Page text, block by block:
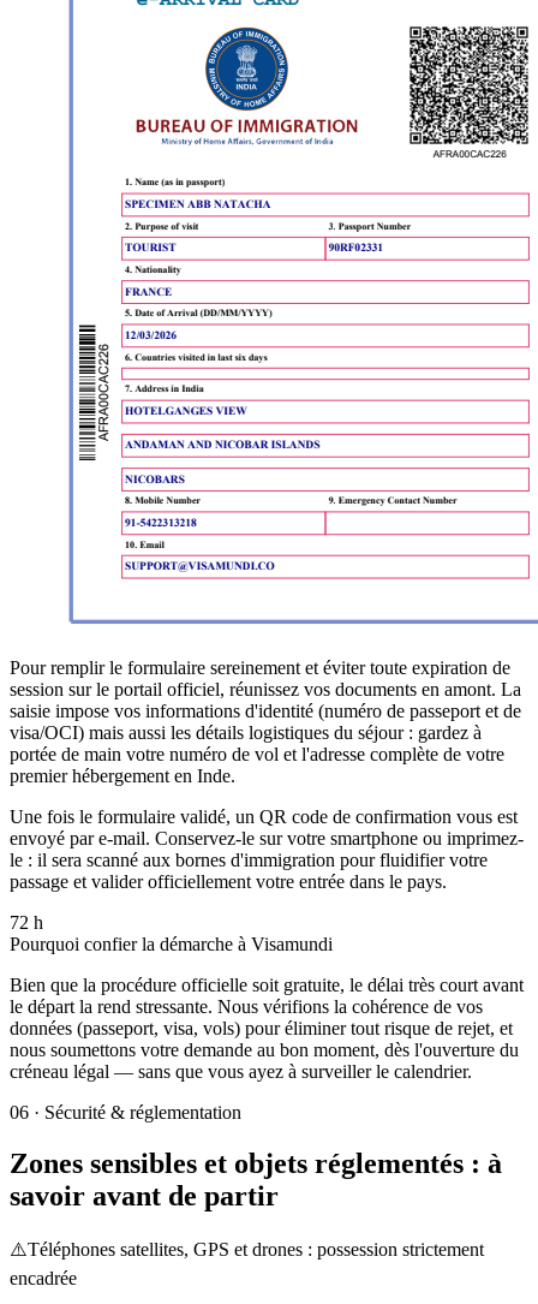
Pour remplir le formulaire sereinement et éviter toute expiration de
session sur le portail officiel, réunissez vos documents en amont. La
saisie impose vos informations d'identité (numéro de passeport et de
visa/OCI) mais aussi les détails logistiques du séjour : gardez à
portée de main votre numéro de vol et l'adresse complète de votre
premier hébergement en Inde.
Une fois le formulaire validé, un QR code de confirmation vous est
envoyé par e-mail. Conservez-le sur votre smartphone ou imprimez-
le : il sera scanné aux bornes d'immigration pour fluidifier votre
passage et valider officiellement votre entrée dans le pays.
72 h
Pourquoi confier la démarche à Visamundi
Bien que la procédure officielle soit gratuite, le délai très court avant
le départ la rend stressante. Nous vérifions la cohérence de vos
données (passeport, visa, vols) pour éliminer tout risque de rejet, et
nous soumettons votre demande au bon moment, dès l'ouverture du
créneau légal — sans que vous ayez à surveiller le calendrier.
06 · Sécurité & réglementation
Zones sensibles et objets réglementés : à
savoir avant de partir
⚠️Téléphones satellites, GPS et drones : possession strictement
encadrée